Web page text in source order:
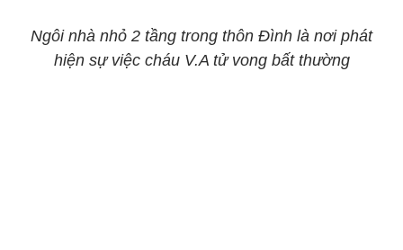
Ngôi nhà nhỏ 2 tầng trong thôn Đình là nơi phát
hiện sự việc cháu V.A tử vong bất thường